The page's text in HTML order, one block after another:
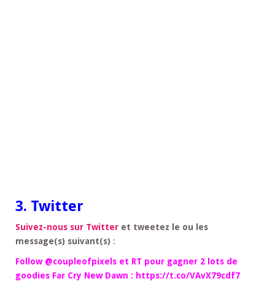
3. Twitter
Suivez-nous sur Twitter et tweetez le ou les
message(s) suivant(s) :
Follow @coupleofpixels et RT pour gagner 2 lots de
goodies Far Cry New Dawn : https://t.co/VAvX79cdf7